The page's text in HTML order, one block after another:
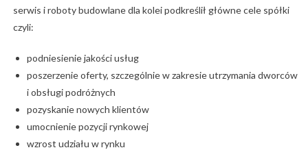
serwis i roboty budowlane dla kolei podkreślił główne cele spółki
czyli:
podniesienie jakości usług
poszerzenie oferty, szczególnie w zakresie utrzymania dworców
i obsługi podróżnych
pozyskanie nowych klientów
umocnienie pozycji rynkowej
wzrost udziału w rynku